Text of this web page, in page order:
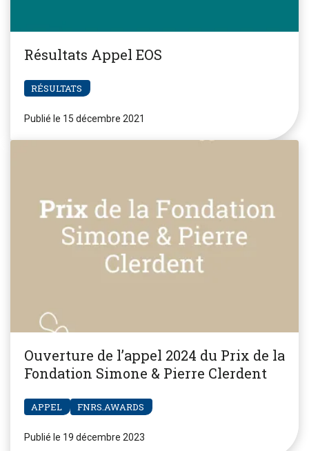
Résultats Appel EOS
RÉSULTATS
Publié le 15 décembre 2021
Ouverture de l’appel 2024 du Prix de la
Fondation Simone & Pierre Clerdent
APPEL FNRS.AWARDS
Publié le 19 décembre 2023